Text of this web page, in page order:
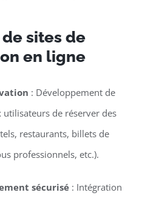
sites de
en ligne
: Développement de
de réserver des
restaurants, billets de
professionnels, etc.).
sécurisé: Intégration